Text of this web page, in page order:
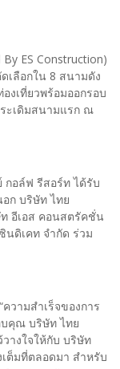
ES Construction)
เลือกใน 8 สนามดัง
งเที่ยวพร้อมออกรอบ
ะเดิมสนามแรก ณ
กอล์ฟ รีสอร์ท ได้รับ
ก บริษัท ไทย
อีเอส คอนสตรัคชั่น
ดิเคท จำกัด ร่วม
วามสำเร็จของการ
บคุณ บริษัท ไทย
างใจให้กับ บริษัท
ต็มที่ตลอดมา สำหรับ